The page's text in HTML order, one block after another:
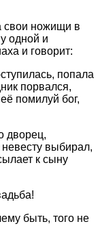
свои ножищи в
одной и
и говорит:
попала
порвался,
помилуй бог,
дворец,
выбирал,
к сыну
быть, того не